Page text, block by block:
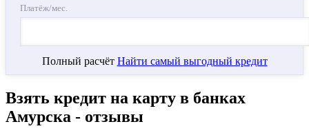
Платёж/мес.
Полный расчёт Найти самый выгодный кредит
Взять кредит на карту в банках
Амурска - отзывы